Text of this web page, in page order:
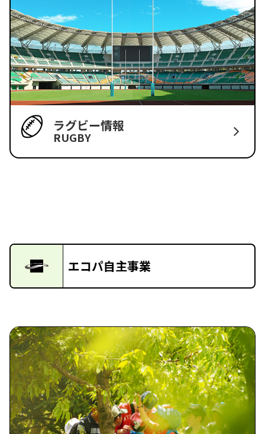
ラグビー情報
RUGBY
エコパ自主事業